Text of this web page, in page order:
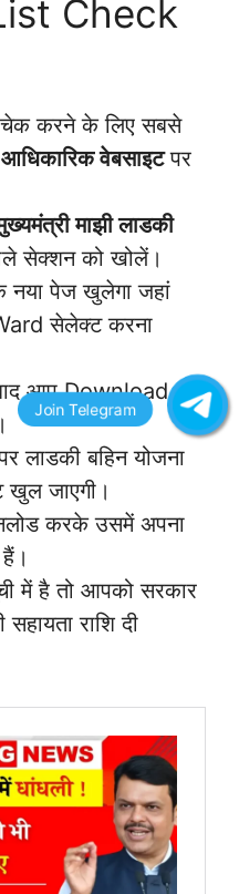
Check
चेक करने के लिए सबसे
आधिकारिक वेबसाइटपर
माझी लाडकी
सेक्शन को खोलें।
पेज खुलेगा जहां
सेलेक्ट करना
आप Download
लाडकी बहिन योजना
खुल जाएगी।
करके उसमें अपना
में है तो आपको सरकार
राशि दी